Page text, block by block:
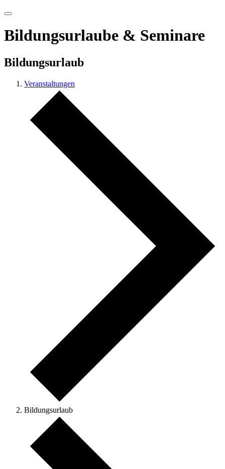
Bildungsurlaube & Seminare
Bildungsurlaub
Veranstaltungen
Bildungsurlaub